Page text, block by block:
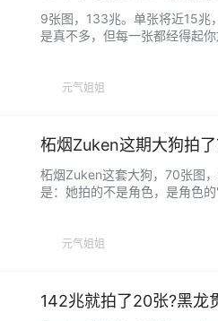
9张图，133兆。单张将近15兆
是真不多，但每一张都经得起
别的地方抠过来贴上去的…...
元气姐姐
柘烟Zuken这期大狗拍
柘烟Zuken这套大狗，70张图
是：她拍的不是角色，是角色
元气姐姐
142兆就拍了20张?黑龙